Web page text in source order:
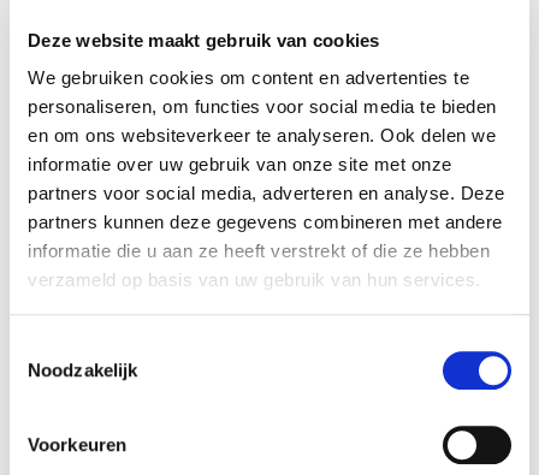
Deze website maakt gebruik van cookies
We gebruiken cookies om content en advertenties te
personaliseren, om functies voor social media te bieden
en om ons websiteverkeer te analyseren. Ook delen we
informatie over uw gebruik van onze site met onze
partners voor social media, adverteren en analyse. Deze
partners kunnen deze gegevens combineren met andere
informatie die u aan ze heeft verstrekt of die ze hebben
verzameld op basis van uw gebruik van hun services.
Noodzakelijk
Voorkeuren
Ecocheques:
Gewicht:
5,20 kg
Breedte (cm):
200 cm
Lengte (cm):
200 cm
Material:
Aluminium, Andere
Materiaal mast:
Aluminium
Kleur mast:
Zwart
Parasolvoet inbegrepen:
Weerbestendig: